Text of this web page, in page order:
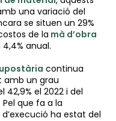
una variació del
se situen un 29%
de la mà d’obra
anual.
continua
amb un grau
42,9% el 2022 i del
Pel que fa a la
ha estat del